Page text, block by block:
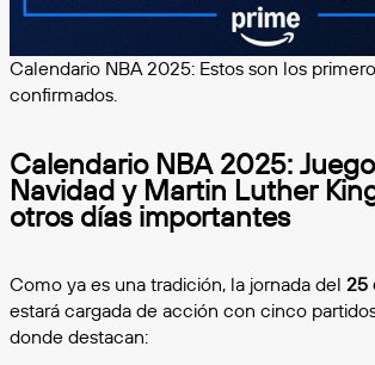
Calendario NBA 2025: Estos son los
confirmados.
Calendario NBA 2025:
Navidad y Martin Luther
otros días importantes
Como ya es una tradición, la jornada del 25
estará cargada de acción con cinco
donde destacan: